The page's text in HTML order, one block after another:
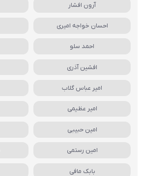
آرون افشار
احسان خواجه امیری
احمد سلو
افشین آذری
امیر عباس گلاب
امیر عظیمی
امین حبیبی
امین رستمی
بابک مافی